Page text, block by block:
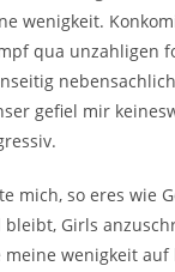
wenigkeit.
qua unzahligen
gefiel mir
mich, so eres wie
Girls
wenigkeit